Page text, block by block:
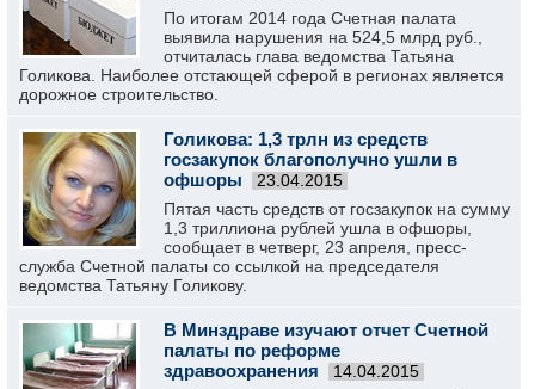
По итогам 2014 года Счетная палата
выявила нарушения на 524,5 млрд руб.,
отчиталась глава ведомства Татьяна
Голикова. Наиболее отстающей сферой в регионах является
дорожное строительство.
Голикова: 1,3 трлн из средств
госзакупок благополучно ушли в
офшоры
23.04.2015
Пятая часть средств от госзакупок на сумму
1,3 триллиона рублей ушла в офшоры,
сообщает в четверг, 23 апреля, пресс-
служба Счетной палаты со ссылкой на председателя
ведомства Татьяну Голикову.
В Минздраве изучают отчет Счетной
палаты по реформе
здравоохранения
14.04.2015